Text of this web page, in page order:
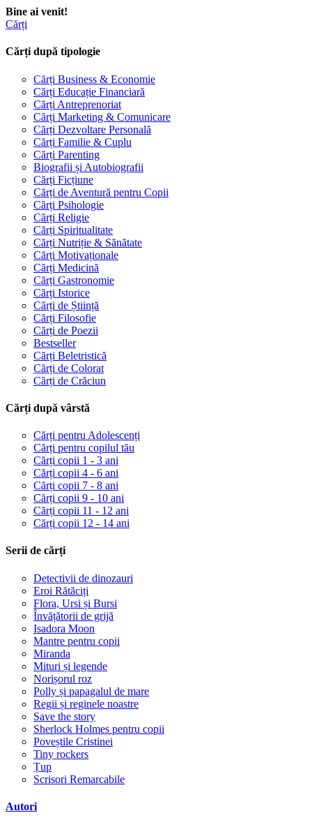
Bine ai venit!
Cărți
Cărți după tipologie
Cărți Business & Economie
Cărți Educație Financiară
Cărți Antreprenoriat
Cărți Marketing & Comunicare
Cărți Dezvoltare Personală
Cărți Familie & Cuplu
Cărți Parenting
Biografii și Autobiografii
Cărți Ficțiune
Cărți de Aventură pentru Copii
Cărți Psihologie
Cărți Religie
Cărți Spiritualitate
Cărți Nutriție & Sănătate
Cărți Motivaționale
Cărți Medicină
Cărți Gastronomie
Cărți Istorice
Cărți de Știință
Cărți Filosofie
Cărți de Poezii
Bestseller
Cărți Beletristică
Cărți de Colorat
Cărți de Crăciun
Cărți după vârstă
Cărți pentru Adolescenți
Cărți pentru copilul tău
Cărți copii 1 - 3 ani
Cărți copii 4 - 6 ani
Cărți copii 7 - 8 ani
Cărți copii 9 - 10 ani
Cărți copii 11 - 12 ani
Cărți copii 12 - 14 ani
Serii de cărți
Detectivii de dinozauri
Eroi Rătăciți
Flora, Ursi și Bursi
Învățătorii de grijă
Isadora Moon
Mantre pentru copii
Miranda
Mituri și legende
Norișorul roz
Polly și papagalul de mare
Regii și reginele noastre
Save the story
Sherlock Holmes pentru copii
Poveștile Cristinei
Tiny rockers
Țup
Scrisori Remarcabile
Autori